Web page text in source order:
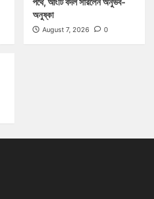
অনুষ্কা
August 7, 2026
0